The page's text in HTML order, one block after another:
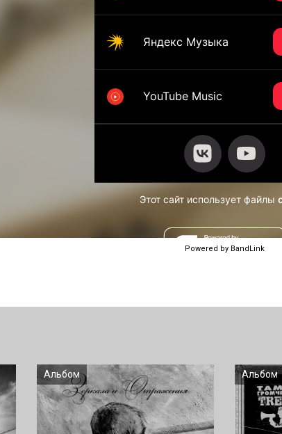
Powered by BandLink
Альбом Альбом